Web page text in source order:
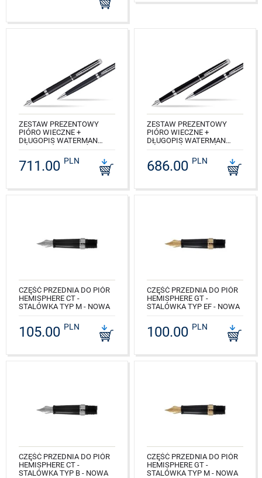
ZESTAW PREZENTOWY
PIÓRO WIECZNE +
DŁUGOPIS WATERMAN
NR KAT.: S0920810_S0920870
711.00 PLN
ZESTAW PREZENTOWY
PIÓRO WIECZNE +
DŁUGOPIS WATERMAN
NR KAT.: S0920510_S0920570
686.00 PLN
CZĘŚĆ PRZEDNIA DO PIÓR
HEMISPHERE CT -
STALÓWKA TYP M - NOWA
105.00 PLN
CZĘŚĆ PRZEDNIA DO PIÓR
HEMISPHERE GT -
STALÓWKA TYP EF - NOWA
100.00 PLN
CZĘŚĆ PRZEDNIA DO PIÓR
HEMISPHERE CT -
STALÓWKA TYP B - NOWA
CZĘŚĆ PRZEDNIA DO PIÓR
HEMISPHERE GT -
STALÓWKA TYP M - NOWA